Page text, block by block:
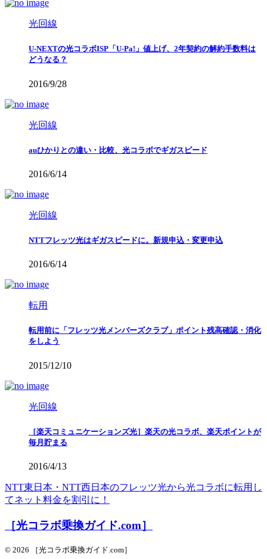
光回線
U-NEXTの光コラボISP「U-Pa!」値上げ、2年契約の解約手数料は
どうなる？
2016/9/28
光回線
auひかりとの違い・比較、光コラボでギガスピード
2016/6/14
光回線
NTTフレッツ光はギガスピードに。新規申込・変更申込
2016/6/14
転用
転用前に「フレッツ光メンバーズクラブ」ポイント残高確認・消化
をしよう
2015/12/10
光回線
［楽天コミュニケーションズ光］楽天の光コラボ、楽天ポイントが
毎月貯まる
2016/4/13
NTT東日本・NTT西日本のフレッツ光から光コラボに転用し
てネット料金を割引に！
［光コラボ乗換ガイド.com］
© 2026 ［光コラボ乗換ガイド.com］